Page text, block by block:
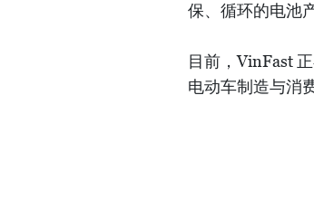
保、循环的电池
目前，VinFast
电动车制造与消